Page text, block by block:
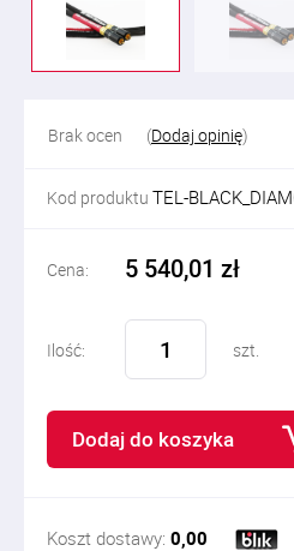
Brak ocen (Dodaj opinię)
Kod produktu TEL-
Cena: 5 540,01 zł
Ilość: szt.
Dodaj do koszyka
Koszt dostawy: 0,00